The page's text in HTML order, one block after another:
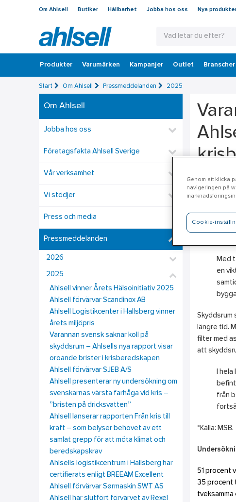
Om Ahlsell Butiker Hållbarhet Jobba hos oss Nya
Produkter Varumärken Kampanjer Outlet Branscher
Start Om Ahlsell Pressmeddelanden 2025
Om Ahlsell
Jobba hos oss
Företagsfakta Ahlsell Sverige
Vår verksamhet
Vi stödjer
Press och media
Pressmeddelanden
2026
2025
Ahlsell vinner Årets Hälsoinitiativ 2025
Ahlsell förvärvar Scandinox AB
Ahlsell Logistikcenter i Hallsberg vinner
årets miljöpris
Varannan svensk saknar koll på
skyddsrum – Ahlsells nya rapport visar
oroande brister i krisberedskapen
Ahlsell förvärvar SJEB A/S
Ahlsell presenterar ny undersökning om
svenskarnas värsta farhåga vid kris –
”bristen på dricksvatten”
Ahlsell lanserar rapporten Från kris till
kraft – som belyser behovet av ett
samlat grepp för att möta klimat och
beredskapskrav
Ahlsells logistikcentrum i Hallsberg har
certifierats enligt BREEAM Excellent
Ahlsell förvärvar Sørmaskin SWT AS
Ahlsell har slutfört förvärvet av Rexel
51 procent
Sifo) på
I takt med
skyddsrum
Med
en
Skyddsrum
längre tid.
filter med
att
I
från
*Källa: MSB.
51 procent
35 procent
tveksamma
Genom att klicka
navigeringen på
Cookie-